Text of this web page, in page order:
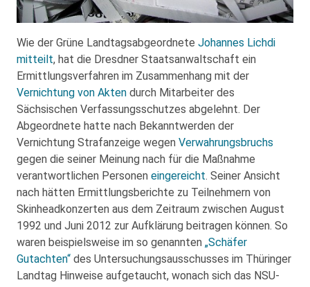
Wie der Grüne Landtagsabgeordnete Johannes Lichdi
mitteilt, hat die Dresdner Staatsanwaltschaft ein
Ermittlungsverfahren im Zusammenhang mit der
Vernichtung von Akten durch Mitarbeiter des
Sächsischen Verfassungsschutzes abgelehnt. Der
Abgeordnete hatte nach Bekanntwerden der
Vernichtung Strafanzeige wegen Verwahrungsbruchs
gegen die seiner Meinung nach für die Maßnahme
verantwortlichen Personen eingereicht. Seiner Ansicht
nach hätten Ermittlungsberichte zu Teilnehmern von
Skinheadkonzerten aus dem Zeitraum zwischen August
1992 und Juni 2012 zur Aufklärung beitragen können. So
waren beispielsweise im so genannten „Schäfer
Gutachten“ des Untersuchungsausschusses im Thüringer
Landtag Hinweise aufgetaucht, wonach sich das NSU-